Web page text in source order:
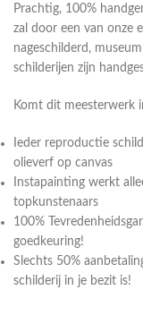
Prachtig, 100%
zal door een van onze
nageschilderd,
schilderijen zijn
Komt dit meesterwerk
Ieder reproductie
olieverf op canvas
Instapainting werkt
topkunstenaars
100%
goedkeuring!
Slechts 50%
schilderij in je bezit is!